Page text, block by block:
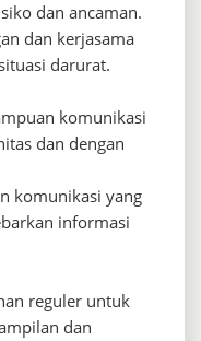
dan ancaman.
dan kerjasama
darurat.
komunikasi
dan dengan
komunikasi yang
informasi
reguler untuk
dan